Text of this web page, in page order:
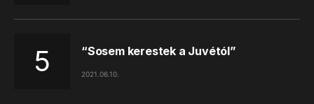
“Sosem kerestek a Juvétól”
2021.06.10.